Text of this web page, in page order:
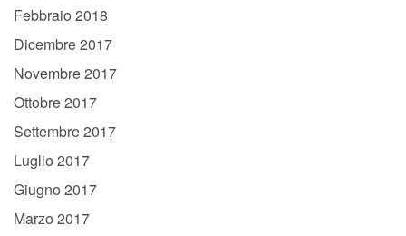
Febbraio 2018
Dicembre 2017
Novembre 2017
Ottobre 2017
Settembre 2017
Luglio 2017
Giugno 2017
Marzo 2017